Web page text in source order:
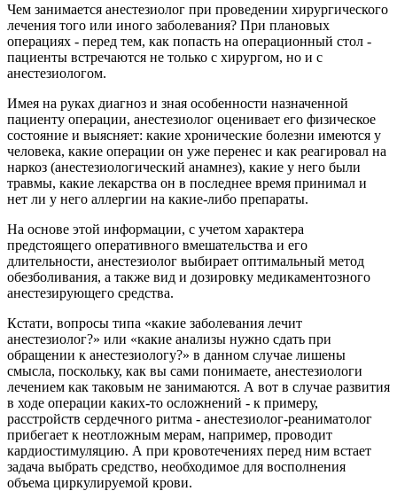
Чем занимается анестезиолог при проведении хирургического
лечения того или иного заболевания? При плановых
операциях - перед тем, как попасть на операционный стол -
пациенты встречаются не только с хирургом, но и с
анестезиологом.
Имея на руках диагноз и зная особенности назначенной
пациенту операции, анестезиолог оценивает его физическое
состояние и выясняет: какие хронические болезни имеются у
человека, какие операции он уже перенес и как реагировал на
наркоз (анестезиологический анамнез), какие у него были
травмы, какие лекарства он в последнее время принимал и
нет ли у него аллергии на какие-либо препараты.
На основе этой информации, с учетом характера
предстоящего оперативного вмешательства и его
длительности, анестезиолог выбирает оптимальный метод
обезболивания, а также вид и дозировку медикаментозного
анестезирующего средства.
Кстати, вопросы типа «какие заболевания лечит
анестезиолог?» или «какие анализы нужно сдать при
обращении к анестезиологу?» в данном случае лишены
смысла, поскольку, как вы сами понимаете, анестезиологи
лечением как таковым не занимаются. А вот в случае развития
в ходе операции каких-то осложнений - к примеру,
расстройств сердечного ритма - анестезиолог-реаниматолог
прибегает к неотложным мерам, например, проводит
кардиостимуляцию. А при кровотечениях перед ним встает
задача выбрать средство, необходимое для восполнения
объема циркулируемой крови.